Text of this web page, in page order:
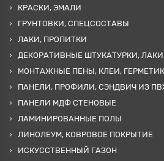
КРАСКИ, ЭМАЛИ
ГРУНТОВКИ, СПЕЦСОСТАВЫ
ЛАКИ, ПРОПИТКИ
ДЕКОРАТИВНЫЕ ШТУКАТУРКИ,
МОНТАЖНЫЕ ПЕНЫ, КЛЕИ,
ПАНЕЛИ, ПРОФИЛИ, СЭНДВИЧ ИЗ
ПАНЕЛИ МДФ СТЕНОВЫЕ
ЛАМИНИРОВАННЫЕ ПОЛЫ
ЛИНОЛЕУМ, КОВРОВОЕ ПОКРЫТИЕ
ИСКУССТВЕННЫЙ ГАЗОН